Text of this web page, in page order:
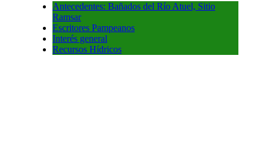
Antecedentes: Bañados del Río Atuel, Sitio
Ramsar
Escritores Pampeanos
Interés general
Recursos Hídricos